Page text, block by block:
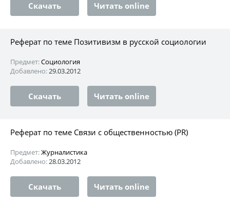
Скачать Читать online
Реферат по теме Позитивизм в русской социологии
Предмет:Социология
Добавлено:29.03.2012
Скачать Читать online
Реферат по теме Связи с общественностью (PR)
Предмет:Журналистика
Добавлено:28.03.2012
Скачать Читать online